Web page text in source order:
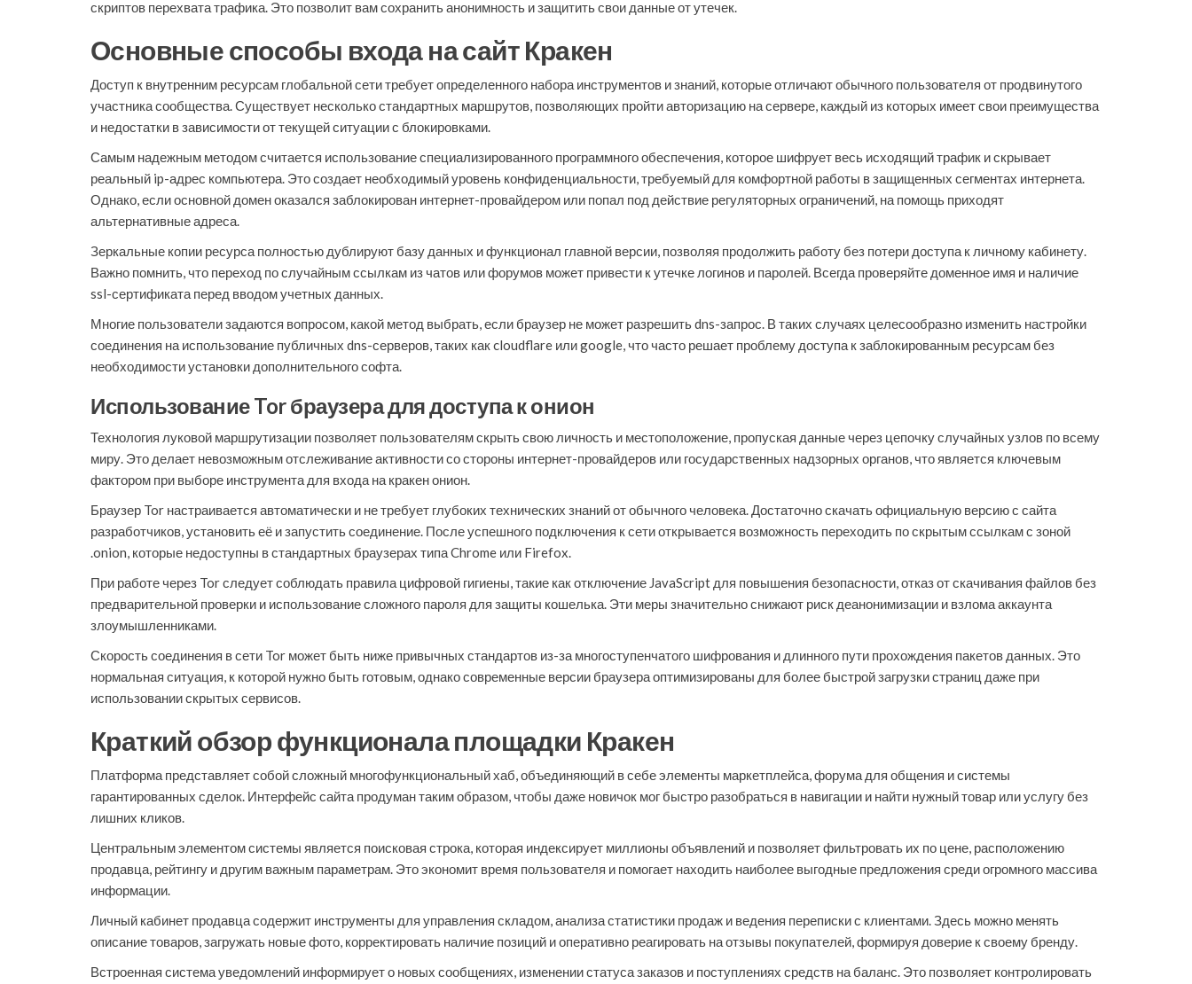
скриптов перехвата трафика. Это позволит вам сохранить анонимность и защитить свои данные от утечек.
Основные способы входа на сайт Кракен
Доступ к внутренним ресурсам глобальной сети требует определенного набора инструментов и знаний, которые отличают обычного пользователя от продвинутого
участника сообщества. Существует несколько стандартных маршрутов, позволяющих пройти авторизацию на сервере, каждый из которых имеет свои преимущества
и недостатки в зависимости от текущей ситуации с блокировками.
Самым надежным методом считается использование специализированного программного обеспечения, которое шифрует весь исходящий трафик и скрывает
реальный ip-адрес компьютера. Это создает необходимый уровень конфиденциальности, требуемый для комфортной работы в защищенных сегментах интернета.
Однако, если основной домен оказался заблокирован интернет-провайдером или попал под действие регуляторных ограничений, на помощь приходят
альтернативные адреса.
Зеркальные копии ресурса полностью дублируют базу данных и функционал главной версии, позволяя продолжить работу без потери доступа к личному кабинету.
Важно помнить, что переход по случайным ссылкам из чатов или форумов может привести к утечке логинов и паролей. Всегда проверяйте доменное имя и наличие
ssl-сертификата перед вводом учетных данных.
Многие пользователи задаются вопросом, какой метод выбрать, если браузер не может разрешить dns-запрос. В таких случаях целесообразно изменить настройки
соединения на использование публичных dns-серверов, таких как cloudflare или google, что часто решает проблему доступа к заблокированным ресурсам без
необходимости установки дополнительного софта.
Использование Tor браузера для доступа к онион
Технология луковой маршрутизации позволяет пользователям скрыть свою личность и местоположение, пропуская данные через цепочку случайных узлов по всему
миру. Это делает невозможным отслеживание активности со стороны интернет-провайдеров или государственных надзорных органов, что является ключевым
фактором при выборе инструмента для входа на кракен онион.
Браузер Tor настраивается автоматически и не требует глубоких технических знаний от обычного человека. Достаточно скачать официальную версию с сайта
разработчиков, установить её и запустить соединение. После успешного подключения к сети открывается возможность переходить по скрытым ссылкам с зоной
.onion, которые недоступны в стандартных браузерах типа Chrome или Firefox.
При работе через Tor следует соблюдать правила цифровой гигиены, такие как отключение JavaScript для повышения безопасности, отказ от скачивания файлов без
предварительной проверки и использование сложного пароля для защиты кошелька. Эти меры значительно снижают риск деанонимизации и взлома аккаунта
злоумышленниками.
Скорость соединения в сети Tor может быть ниже привычных стандартов из-за многоступенчатого шифрования и длинного пути прохождения пакетов данных. Это
нормальная ситуация, к которой нужно быть готовым, однако современные версии браузера оптимизированы для более быстрой загрузки страниц даже при
использовании скрытых сервисов.
Краткий обзор функционала площадки Кракен
Платформа представляет собой сложный многофункциональный хаб, объединяющий в себе элементы маркетплейса, форума для общения и системы
гарантированных сделок. Интерфейс сайта продуман таким образом, чтобы даже новичок мог быстро разобраться в навигации и найти нужный товар или услугу без
лишних кликов.
Центральным элементом системы является поисковая строка, которая индексирует миллионы объявлений и позволяет фильтровать их по цене, расположению
продавца, рейтингу и другим важным параметрам. Это экономит время пользователя и помогает находить наиболее выгодные предложения среди огромного массива
информации.
Личный кабинет продавца содержит инструменты для управления складом, анализа статистики продаж и ведения переписки с клиентами. Здесь можно менять
описание товаров, загружать новые фото, корректировать наличие позиций и оперативно реагировать на отзывы покупателей, формируя доверие к своему бренду.
Встроенная система уведомлений информирует о новых сообщениях, изменении статуса заказов и поступлениях средств на баланс. Это позволяет контролировать